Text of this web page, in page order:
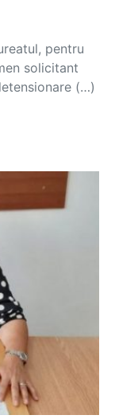
pentru
solicitant
(…)